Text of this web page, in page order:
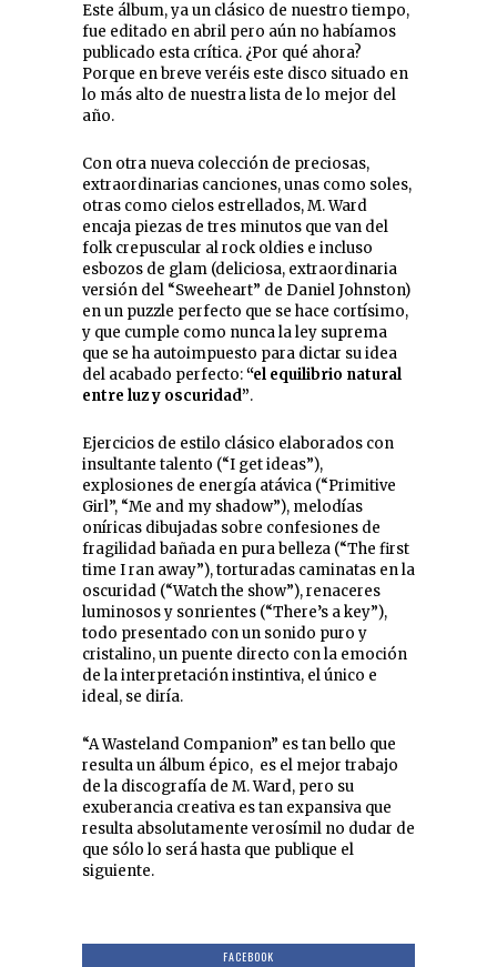
Este álbum, ya un clásico de nuestro tiempo,
fue editado en abril pero aún no habíamos
publicado esta crítica. ¿Por qué ahora?
Porque en breve veréis este disco situado en
lo más alto de nuestra lista de lo mejor del
año.
Con otra nueva colección de preciosas,
extraordinarias canciones, unas como soles,
otras como cielos estrellados, M. Ward
encaja piezas de tres minutos que van del
folk crepuscular al rock oldies e incluso
esbozos de glam (deliciosa, extraordinaria
versión del “Sweeheart” de Daniel Johnston)
en un puzzle perfecto que se hace cortísimo,
y que cumple como nunca la ley suprema
que se ha autoimpuesto para dictar su idea
del acabado perfecto:“el equilibrio natural
entre luz y oscuridad”.
Ejercicios de estilo clásico elaborados con
insultante talento (“I get ideas”),
explosiones de energía atávica (“Primitive
Girl”, “Me and my shadow”), melodías
oníricas dibujadas sobre confesiones de
fragilidad bañada en pura belleza (“The first
time I ran away”), torturadas caminatas en la
oscuridad (“Watch the show”), renaceres
luminosos y sonrientes (“There’s a key”),
todo presentado con un sonido puro y
cristalino, un puente directo con la emoción
de la interpretación instintiva, el único e
ideal, se diría.
“A Wasteland Companion” es tan bello que
resulta un álbum épico, es el mejor trabajo
de la discografía de M. Ward, pero su
exuberancia creativa es tan expansiva que
resulta absolutamente verosímil no dudar de
que sólo lo será hasta que publique el
siguiente.
FACEBOOK